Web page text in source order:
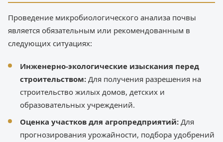
Проведение микробиологического анализа почвы
является обязательным или рекомендованным в
следующих ситуациях:
Инженерно-экологические изыскания перед
строительством: Для получения разрешения на
строительство жилых домов, детских и
образовательных учреждений.
Оценка участков для агропредприятий: Для
прогнозирования урожайности, подбора удобрений